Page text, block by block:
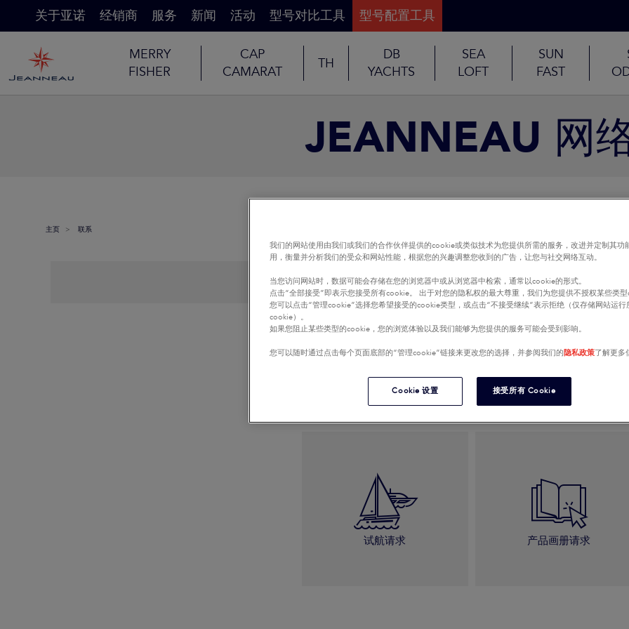
关于亚诺 经销商 服务 新闻 活动 型号对比工具 型号配置工具
MERRY
FISHER
CAP
CAMARAT
TH
DB
YACHTS
SEA
LOFT
SUN
FAST
JEANNEAU 网
主页 联系
我有一个与销售相关的问题
试航请求 产品画册请求
我们的网站使用由我们或我们的合作伙伴提供的cookie或类似技术为您提供所需的服务，改进并定制其功
用，衡量并分析我们的受众和网站性能，根据您的兴趣调整您收到的广告，让您与社交网络互动。
当您访问网站时，数据可能会存储在您的浏览器中或从浏览器中检索，通常以cookie的形式。
点击“全部接受”即表示您接受所有cookie。 出于对您的隐私权的最大尊重，我们为您提供不授权某些类型
您可以点击“管理cookie”选择您希望接受的cookie类型，或点击“不接受继续”表示拒绝（仅存储网站运行
cookie）。
如果您阻止某些类型的cookie，您的浏览体验以及我们能够为您提供的服务可能会受到影响。
您可以随时通过点击每个页面底部的“管理cookie”链接来更改您的选择，并参阅我们的隐私政策了解更多
Cookie 设置 接受所有 Cookie